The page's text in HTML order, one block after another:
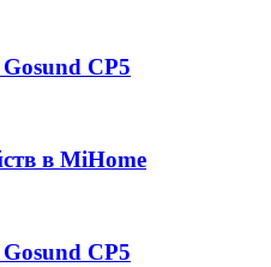
CP5
в MiHome
CP5